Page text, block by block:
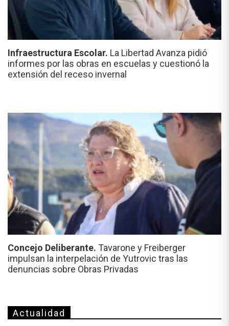
Infraestructura Escolar. La Libertad Avanza pidió
informes por las obras en escuelas y cuestionó la
extensión del receso invernal
Concejo Deliberante. Tavarone y Freiberger
impulsan la interpelación de Yutrovic tras las
denuncias sobre Obras Privadas
Actualidad